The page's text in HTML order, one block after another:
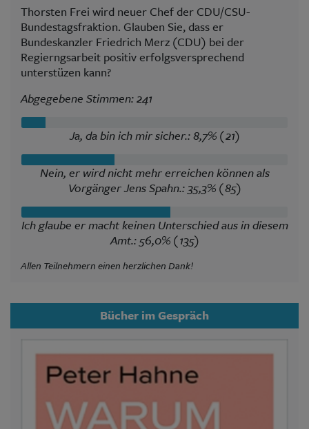
Thorsten Frei wird neuer Chef der CDU/CSU-
Bundestagsfraktion. Glauben Sie, dass er
Bundeskanzler Friedrich Merz (CDU) bei der
Regierngsarbeit positiv erfolgsversprechend
unterstüzen kann?
Abgegebene Stimmen: 241
Ja, da bin ich mir sicher.: 8,7% (21)
Nein, er wird nicht mehr erreichen können als
Vorgänger Jens Spahn.: 35,3% (85)
Ich glaube er macht keinen Unterschied aus in diesem
Amt.: 56,0% (135)
Allen Teilnehmern einen herzlichen Dank!
Bücher im Gespräch